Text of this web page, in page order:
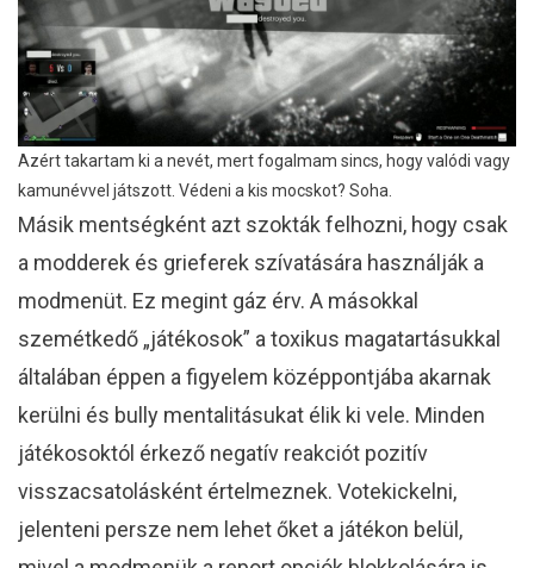
Azért takartam ki a nevét, mert fogalmam sincs, hogy valódi vagy
kamunévvel játszott. Védeni a kis mocskot? Soha.
Másik mentségként azt szokták felhozni, hogy csak
a modderek és grieferek szívatására használják a
modmenüt. Ez megint gáz érv. A másokkal
szemétkedő „játékosok” a toxikus magatartásukkal
általában éppen a figyelem középpontjába akarnak
kerülni és bully mentalitásukat élik ki vele. Minden
játékosoktól érkező negatív reakciót pozitív
visszacsatolásként értelmeznek. Votekickelni,
jelenteni persze nem lehet őket a játékon belül,